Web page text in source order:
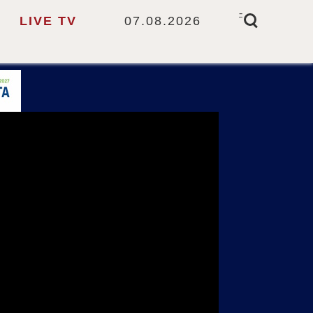
LIVE TV 07.08.2026
-